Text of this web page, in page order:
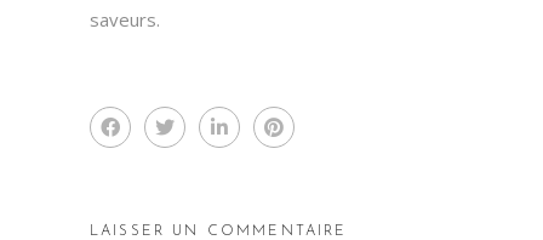
saveurs.
LAISSER UN COMMENTAIRE